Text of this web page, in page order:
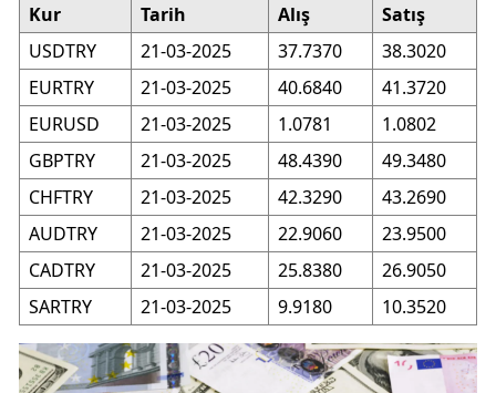
Kur Tarih Alış
Satış
USDTRY
21-03-2025 37.7370
38.3020
EURTRY
21-03-2025 40.6840
41.3720
EURUSD
21-03-2025 1.0781
1.0802
GBPTRY
21-03-2025 48.4390
49.3480
CHFTRY
21-03-2025 42.3290
43.2690
AUDTRY
21-03-2025 22.9060
23.9500
CADTRY
21-03-2025 25.8380
26.9050
SARTRY
21-03-2025 9.9180 10.3520